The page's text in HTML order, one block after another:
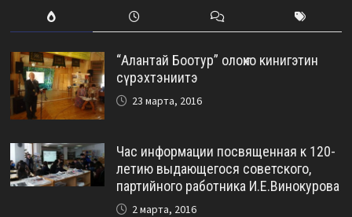
“Алантай Боотур” олоҥхо кинигэтин
сүрэхтэниитэ
23 марта, 2016
Час информации посвященная к 120-
летию выдающегося советского,
партийного работника И.Е.Винокурова
2 марта, 2016